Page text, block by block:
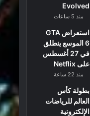
Evolved
منذ 5 ساعات
استعراض GTA
6 الموسع ينطلق
في 27 أغسطس
على Netflix
منذ 22 ساعة
بطولة كأس
العالم للرياضات
الإلكترونية